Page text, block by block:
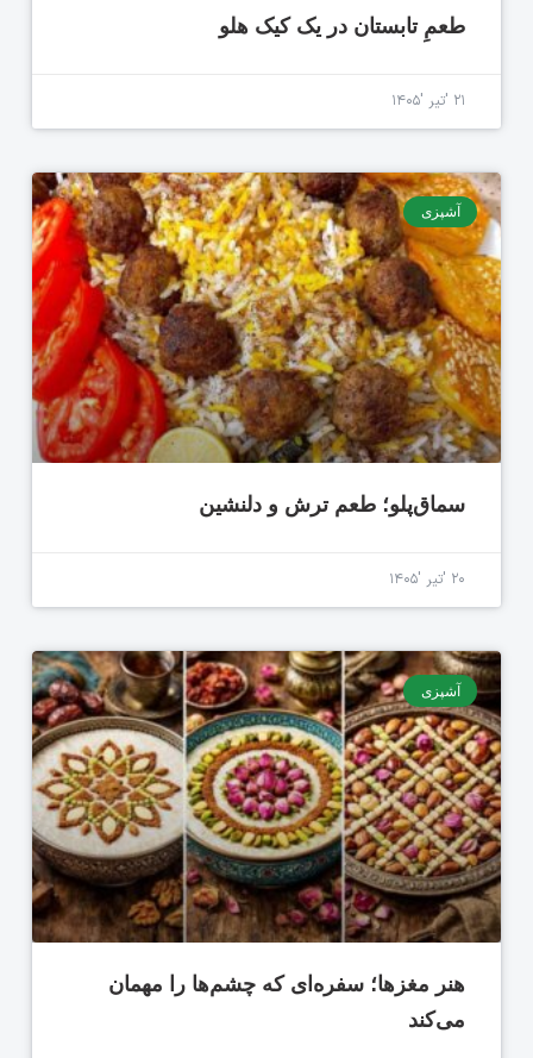
طعمِ تابستان در یک کیک هلو
۲۱ 'تیر '۱۴۰۵
آشپزی
سماق‌پلو؛ طعم ترش و دلنشین
۲۰ 'تیر '۱۴۰۵
آشپزی
هنر مغزها؛ سفره‌ای که چشم‌ها را مهمان
می‌کند